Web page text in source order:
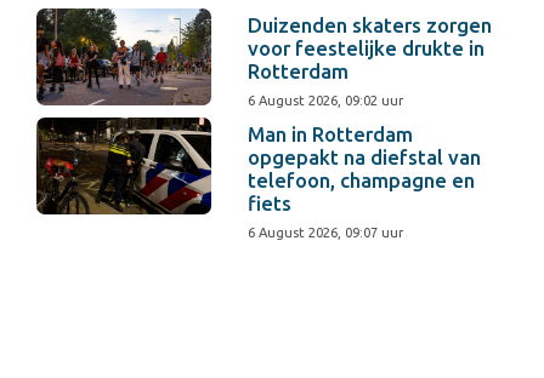
Duizenden skaters zorgen
voor feestelijke drukte in
Rotterdam
6 August 2026, 09:02 uur
Man in Rotterdam
opgepakt na diefstal van
telefoon, champagne en
fiets
6 August 2026, 09:07 uur